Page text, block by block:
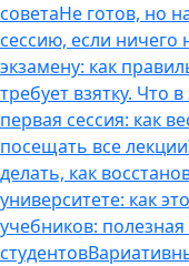
советаНе готов, но
сессию, если ничего
экзамену: как
требует взятку. Что
первая сессия: как
посещать все лекции
делать, как
университете: как
учебников: полезная
студентов